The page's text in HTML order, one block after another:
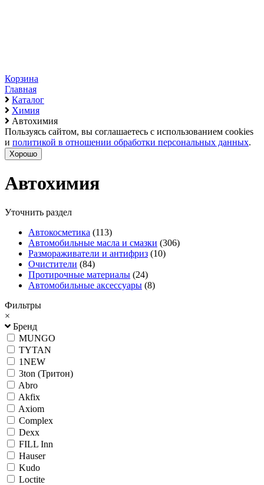
Корзина
Главная
Каталог
Химия
Автохимия
Пользуясь сайтом, вы соглашаетесь с использованием cookies
и политикой в отношении обработки персональных данных.
Хорошо
Автохимия
Уточнить раздел
Автокосметика (113)
Автомобильные масла и смазки (306)
Размораживатели и антифриз (10)
Очистители (84)
Протирочные материалы (24)
Автомобильные аксессуары (8)
Фильтры
×
Бренд
MUNGO
TYTAN
1NEW
3ton (Тритон)
Abro
Akfix
Axiom
Complex
Dexx
FILL Inn
Hauser
Kudo
Loctite